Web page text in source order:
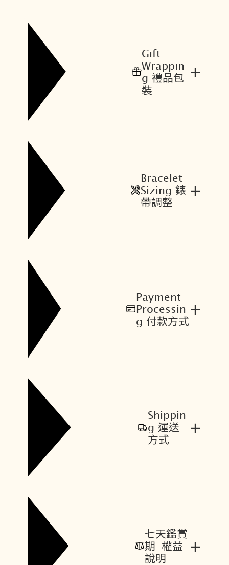
1
5
,
2
Gift
Wrappin
g 禮品包
裝
+
Bracelet
Sizing 錶
帶調整
+
Payment
Processin
g 付款方式
+
Shippin
g 運送
方式
+
七天鑑賞
期-權益
說明
+